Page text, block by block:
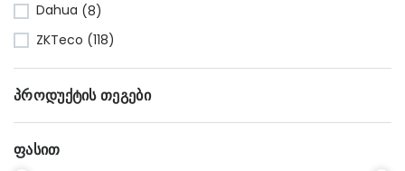
Dahua (8)
ZKTeco (118)
Პროდუქტის Თეგები
Ფასით